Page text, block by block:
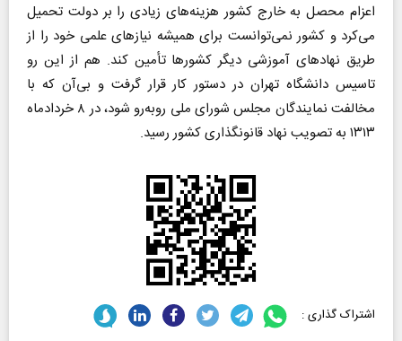
اعزام محصل به خارج کشور هزینه‌های زیادی را بر دولت تحمیل
می‌کرد و کشور نمی‌توانست برای همیشه نیاز‌های علمی خود را از
طریق نهاد‌های آموزشی دیگر کشور‌ها تأمین کند. هم از این رو
تاسیس دانشگاه تهران در دستور کار قرار گرفت و بی‌آن که با
مخالفت نمایندگان مجلس شورای ملی روبه‌رو شود، در ۸ خردادماه
۱۳۱۳ به تصویب نهاد قانونگذاری کشور رسید.
اشتراک گذاری :